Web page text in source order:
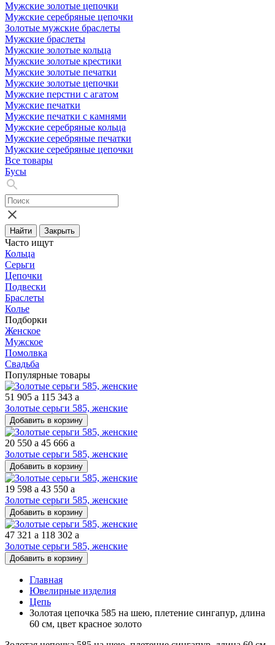
Мужские золотые цепочки
Мужские серебряные цепочки
Золотые мужские браслеты
Мужские браслеты
Мужские золотые кольца
Мужские золотые крестики
Мужские золотые печатки
Мужские золотые цепочки
Мужские перстни с агатом
Мужские печатки
Мужские печатки с камнями
Мужские серебряные кольца
Мужские серебряные печатки
Мужские серебряные цепочки
Все товары
Бусы
Найти Закрыть
Часто ищут
Кольца
Серьги
Цепочки
Подвески
Браслеты
Колье
Подборки
Женское
Мужское
Помолвка
Свадьба
Популярные товары
51 905 a 115 343 a
Золотые серьги 585, женские
Добавить в корзину
20 550 a 45 666 a
Золотые серьги 585, женские
Добавить в корзину
19 598 a 43 550 a
Золотые серьги 585, женские
Добавить в корзину
47 321 a 118 302 a
Золотые серьги 585, женские
Добавить в корзину
Главная
Ювелирные изделия
Цепь
Золотая цепочка 585 на шею, плетение сингапур, длина
60 см, цвет красное золото